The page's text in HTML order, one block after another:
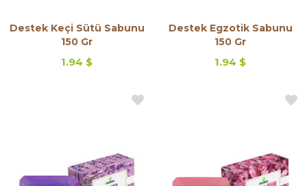
Destek Keçi Sütü Sabunu
150 Gr
1.94 $
Destek Egzotik Sabunu
150 Gr
1.94 $